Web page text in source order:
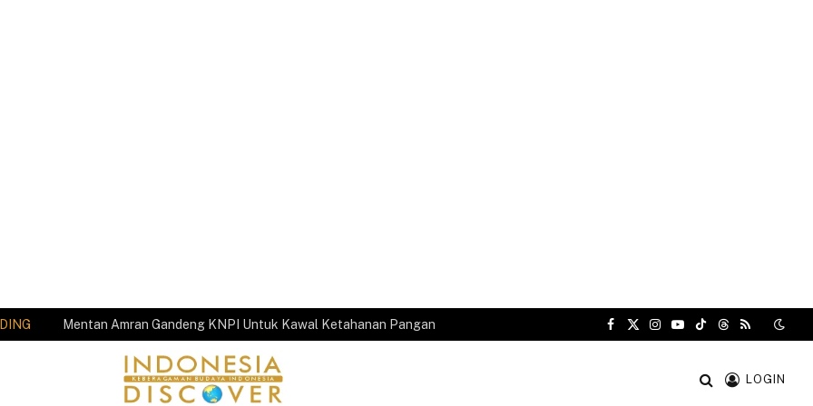
Mentan Amran Gandeng KNPI Untuk Kawal Ketahanan Pangan
Facebook
X
Instagram
YouTube
TikTokThreads
RSS
LOGIN